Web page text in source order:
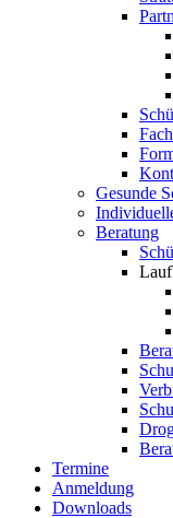
Gesunde
Beratung
Termine
Anmeldung
Downloads